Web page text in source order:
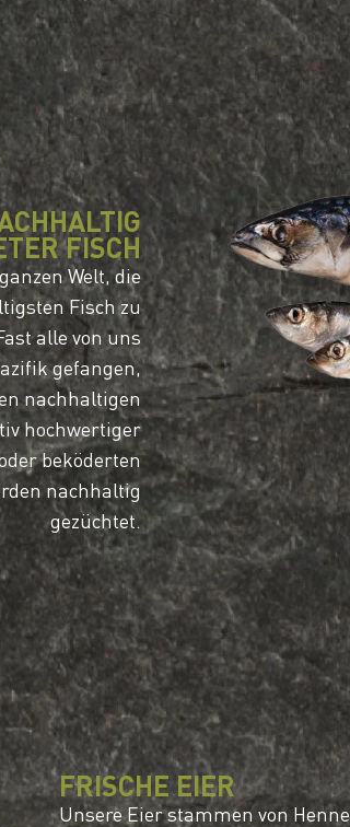
FISCH
Welt, die
Fisch zu
alle von uns
gefangen,
nachhaltigen
hochwertiger
beköderten
nachhaltig
gezüchtet.
FRISCHE EIER
Unsere Eier stammen von